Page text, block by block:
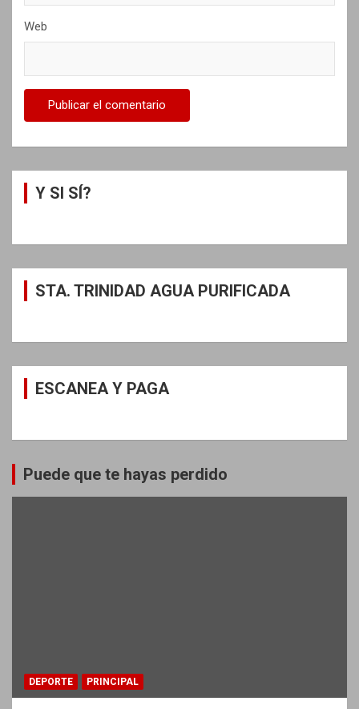
Web
Y SI SÍ?
STA. TRINIDAD AGUA PURIFICADA
ESCANEA Y PAGA
Puede que te hayas perdido
DEPORTE PRINCIPAL